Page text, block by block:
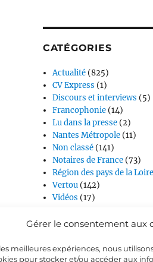
Gérer le consentement aux
meilleures expériences, nous
pour stocker et/ou accéder aux
CATÉGORIES
Actualité (825)
CV Express (1)
Discours et interviews (5)
Francophonie (14)
Lu dans la presse (2)
Nantes Métropole (11)
Non classé (141)
Notaires de France (73)
Région des pays de la Loire
Vertou (142)
Vidéos (17)